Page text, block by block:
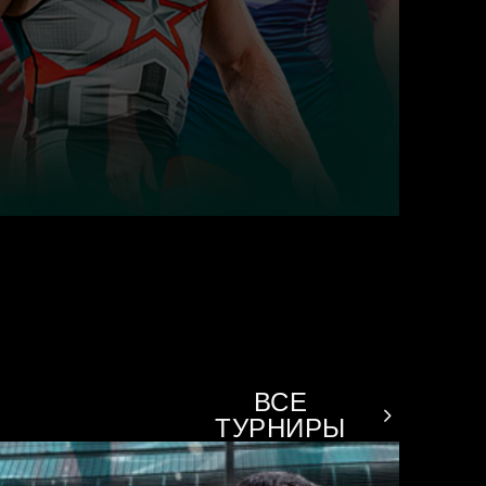
ВСЕ
ТУРНИРЫ